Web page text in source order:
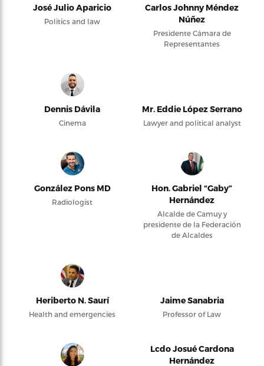
José Julio Aparicio
Politics and law
Carlos Johnny Méndez
Núñez
Presidente Cámara de
Representantes
Dennis Dávila
Cinema
Mr. Eddie López Serrano
Lawyer and political analyst
González Pons MD
Radiologist
Hon. Gabriel “Gaby”
Hernández
Alcalde de Camuy y
presidente de la Federación
de Alcaldes
Heriberto N. Saurí
Health and emergencies
Jaime Sanabria
Professor of Law
Lcdo Josué Cardona
Hernández